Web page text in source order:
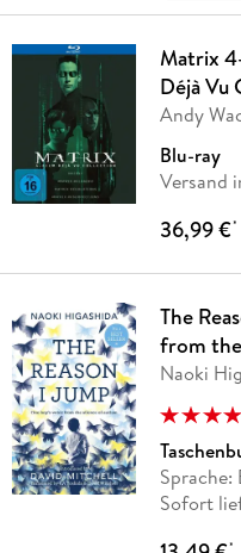
Matrix
Déjà Vu
Andy
Blu-ray
Versand
36,99 €*
The
from
Naoki
Sprache:
Sofort
*